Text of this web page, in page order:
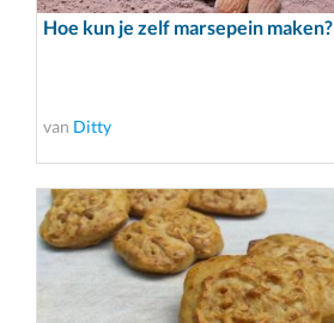
Hoe kun je zelf marsepein maken?
van Ditty